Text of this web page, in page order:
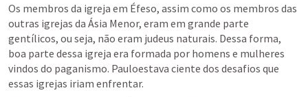
Os membros da igreja em Éfeso, assim como os membros das
outras igrejas da Ásia Menor, eram em grande parte
gentílicos, ou seja, não eram judeus naturais. Dessa forma,
boa parte dessa igreja era formada por homens e mulheres
vindos do paganismo. Pauloestava ciente dos desafios que
essas igrejas iriam enfrentar.